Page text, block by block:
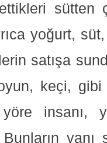
sütten
yoğurt,
satışa
keçi,
insanı,
Bunların